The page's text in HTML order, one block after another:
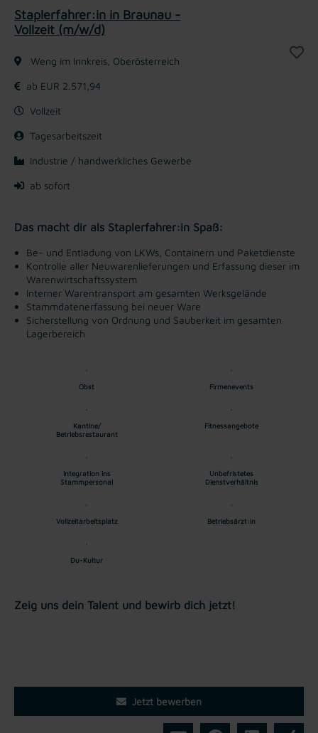
Staplerfahrer:in in Braunau -
Vollzeit (m/w/d)
Weng im Innkreis, Oberösterreich
ab EUR 2.571,94
Vollzeit
Tagesarbeitszeit
Industrie / handwerkliches Gewerbe
ab sofort
Das macht dir als Staplerfahrer:in Spaß:
Be- und Entladung von LKWs, Containern und Paketdienste
Kontrolle aller Neuwarenlieferungen und Erfassung dieser im
Warenwirtschaftssystem
Interner Warentransport am gesamten Werksgelände
Stammdatenerfassung bei neuer Ware
Sicherstellung von Ordnung und Sauberkeit im gesamten
Lagerbereich
Obst Firmenevents
Kantine/
Betriebsrestaurant
Fitnessangebote
Integration ins
Stammpersonal
Unbefristetes
Dienstverhältnis
Vollzeitarbeitsplatz Betriebsärzt:in
Du-Kultur
Zeig uns dein Talent und bewirb dich jetzt!
Jetzt bewerben